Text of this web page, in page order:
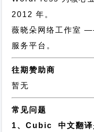
2012 年。
薇晓朵网络工作室
服务平台。
往期赞助商
暂无
常见问题
1、Cubic 中文翻译